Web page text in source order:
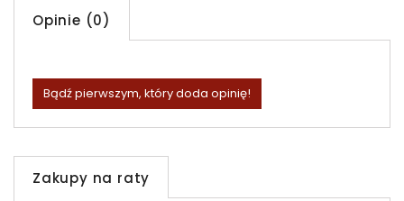
Opinie (0)
Bądź pierwszym, który doda opinię!
Zakupy na raty